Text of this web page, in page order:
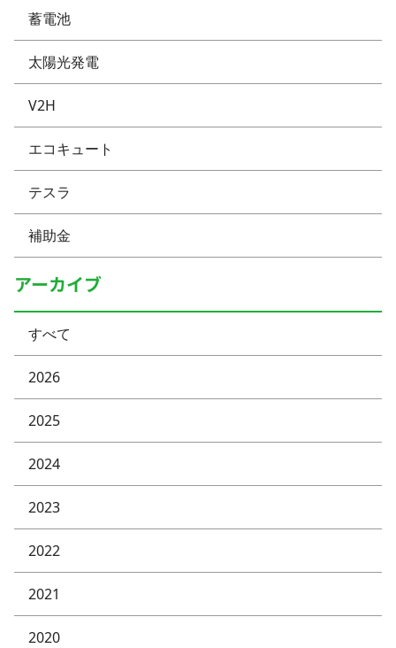
蓄電池
太陽光発電
V2H
エコキュート
テスラ
補助金
アーカイブ
すべて
2026
2025
2024
2023
2022
2021
2020